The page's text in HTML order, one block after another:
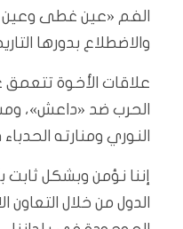
الفم «عين غطى وعين
والاضطلاع بدورها
علاقات الأخوة تتعمق
الحرب ضد «داعش»،
النوري ومنارته
إننا نؤمن وبشكل
الدول من خلال